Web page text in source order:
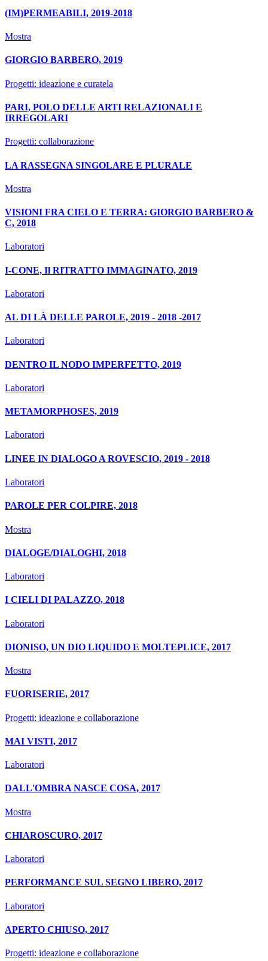
(IM)PERMEABILI, 2019-2018
Mostra
GIORGIO BARBERO, 2019
Progetti: ideazione e curatela
PARI, POLO DELLE ARTI RELAZIONALI E
IRREGOLARI
Progetti: collaborazione
LA RASSEGNA SINGOLARE E PLURALE
Mostra
VISIONI FRA CIELO E TERRA: GIORGIO BARBERO &
C, 2018
Laboratori
I-CONE, Il RITRATTO IMMAGINATO, 2019
Laboratori
AL DI LÀ DELLE PAROLE, 2019 - 2018 -2017
Laboratori
DENTRO IL NODO IMPERFETTO, 2019
Laboratori
METAMORPHOSES, 2019
Laboratori
LINEE IN DIALOGO A ROVESCIO, 2019 - 2018
Laboratori
PAROLE PER COLPIRE, 2018
Mostra
DIALOGE/DIALOGHI, 2018
Laboratori
I CIELI DI PALAZZO, 2018
Laboratori
DIONISO, UN DIO LIQUIDO E MOLTEPLICE, 2017
Mostra
FUORISERIE, 2017
Progetti: ideazione e collaborazione
MAI VISTI, 2017
Laboratori
DALL'OMBRA NASCE COSA, 2017
Mostra
CHIAROSCURO, 2017
Laboratori
PERFORMANCE SUL SEGNO LIBERO, 2017
Laboratori
APERTO CHIUSO, 2017
Progetti: ideazione e collaborazione